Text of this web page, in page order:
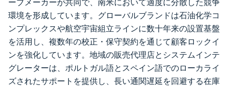
ーブメーカーが共同で、南米において適度に分散した競争
環境を形成しています。グローバルブランドは石油化学コ
ンプレックスや航空宇宙組立ラインに数十年来の設置基盤
を活用し、複数年の校正・保守契約を通じて顧客ロックイ
ンを強化しています。地域の販売代理店とシステムインテ
グレーターは、ポルトガル語とスペイン語でのローカライ
ズされたサポートを提供し、長い通関遅延を回避する在庫